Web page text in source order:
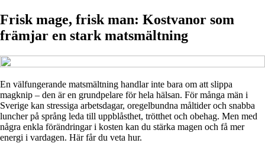
Frisk mage, frisk man: Kostvanor som
främjar en stark matsmältning
En välfungerande matsmältning handlar inte bara om att slippa
magknip – den är en grundpelare för hela hälsan. För många män i
Sverige kan stressiga arbetsdagar, oregelbundna måltider och snabba
luncher på språng leda till uppblåsthet, trötthet och obehag. Men med
några enkla förändringar i kosten kan du stärka magen och få mer
energi i vardagen. Här får du veta hur.